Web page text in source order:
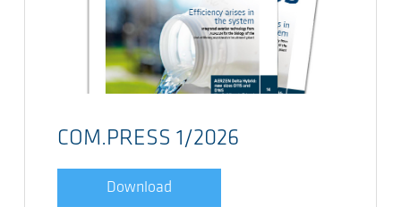
COM.PRESS 1/2026
Download